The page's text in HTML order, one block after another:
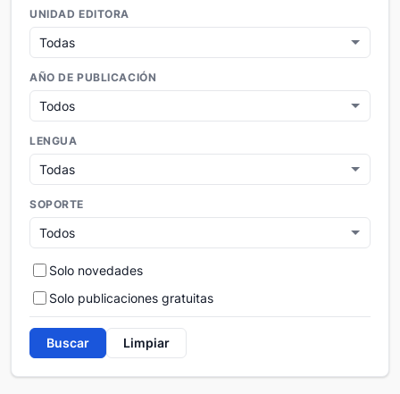
UNIDAD EDITORA
AÑO DE PUBLICACIÓN
LENGUA
SOPORTE
Solo novedades
Solo publicaciones gratuitas
Buscar Limpiar